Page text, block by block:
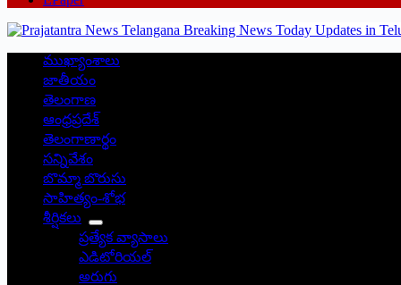
ముఖ్యాంశాలు
జాతీయం
తెలంగాణ
ఆంధ్రప్రదేశ్
తెలంగాణార్థం
సన్నివేశం
బొమ్మా బొరుసు
సాహిత్యం-శోభ
శీర్షికలు
ప్రత్యేక వ్యాసాలు
ఎడిటోరియల్
అరుగు